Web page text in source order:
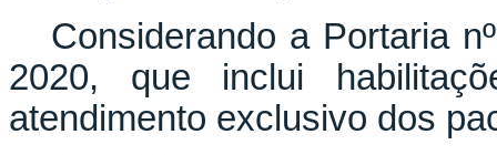
Considerando a Portaria
2020, que inclui
atendimento exclusivo dos